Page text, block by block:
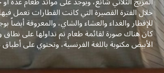
خلال الفترة القصيرة التي كانت القطارات تعمل
للإفطار والغداء والعشاء والشاي، والمعروفة
كان هناك صورة لقائمة طعام تم تداولها على
الأبيض مكتوبة باللغة الفرنسية، وتحتوي على أطباق